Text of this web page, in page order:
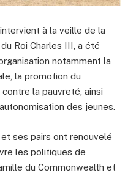
à la veille de la
Roi Charles III, a été
notamment la
la promotion du
la pauvreté, ainsi
des jeunes.
et ses pairs ont renouvelé
les politiques de
du Commonwealth et